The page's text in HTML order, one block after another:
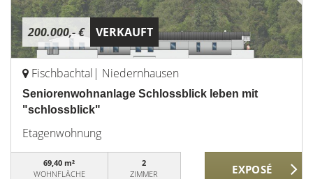
200.000,- € VERKAUFT
Fischbachtal| Niedernhausen
Seniorenwohnanlage Schlossblick leben mit
"schlossblick"
Etagenwohnung
69,40 m²
WOHNFLÄCHE
2
ZIMMER